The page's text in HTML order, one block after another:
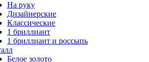
На руку
Дизайнерские
Классические
1 бриллиант
1 бриллиант и россыпь
Белое золото